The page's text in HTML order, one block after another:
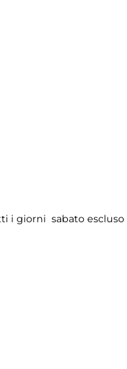
i giorni sabato escluso